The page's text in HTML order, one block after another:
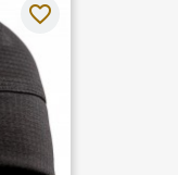
favorite_border